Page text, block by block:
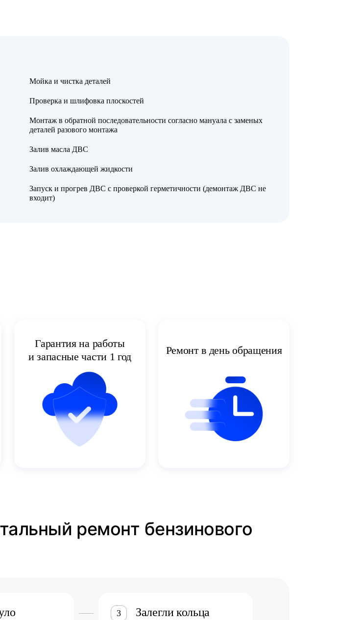
Мойка и чистка деталей
Проверка и шлифовка плоскостей
Монтаж в обратной последовательности согласно мануала с заменых
деталей разового монтажа
Залив масла ДВС
Залив охлаждающей жидкости
Запуск и прогрев ДВС с проверкой герметичности (демонтаж ДВС не
входит)
Гарантия на работы
и запасные части 1 год
Ремонт в день обращения
ремонт бензинового
3
Залегли кольца